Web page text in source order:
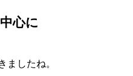
心に
ましたね。